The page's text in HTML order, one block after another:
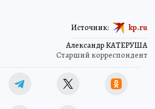
Александр КАТЕРУША
Старший корреспондент
Источник: kp.ru